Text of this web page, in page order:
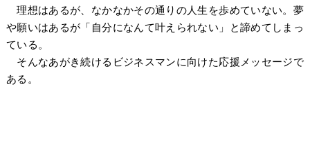
理想はあるが、なかなかその通りの人生を歩めていない。夢
や願いはあるが「自分になんて叶えられない」と諦めてしまっ
ている。
そんなあがき続けるビジネスマンに向けた応援メッセージで
ある。